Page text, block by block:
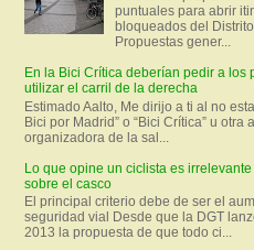
puntuales para abrir
bloqueados del
Propuestas gener...
En la Bici Crítica deberían pedir a los
utilizar el carril de la derecha
Estimado Aalto, Me dirijo a ti al no
Bici por Madrid” o “Bici Crítica” u otra
organizadora de la sal...
Lo que opine un ciclista es
sobre el casco
El principal criterio debe de ser el
seguridad vial Desde que la DGT
2013 la propuesta de que todo ci...